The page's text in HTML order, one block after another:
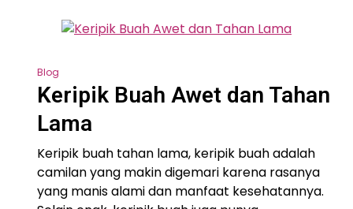
Blog
Keripik Buah Awet dan Tahan
Lama
Keripik buah tahan lama, keripik buah adalah
camilan yang makin digemari karena rasanya
yang manis alami dan manfaat kesehatannya.